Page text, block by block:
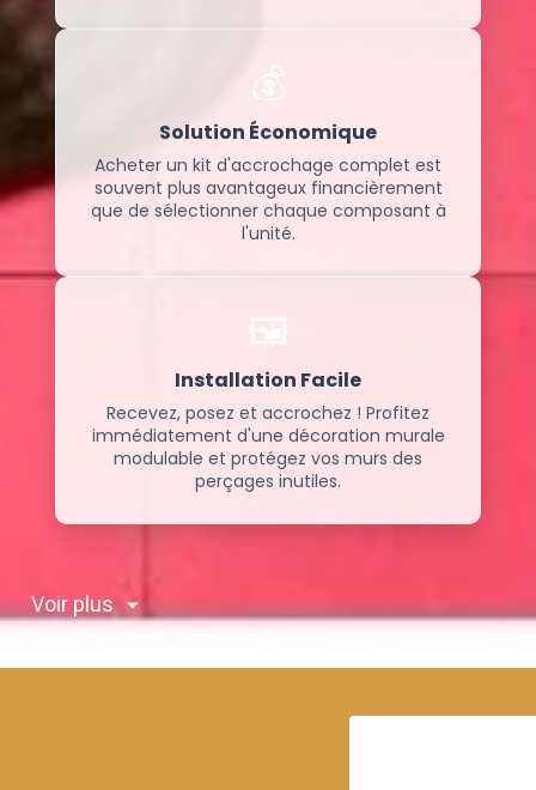
💰
Solution Économique
Acheter un kit d'accrochage complet est
souvent plus avantageux financièrement
que de sélectionner chaque composant à
l'unité.
🖼️
Installation Facile
Recevez, posez et accrochez ! Profitez
immédiatement d'une décoration murale
modulable et protégez vos murs des
perçages inutiles.
Voir plus